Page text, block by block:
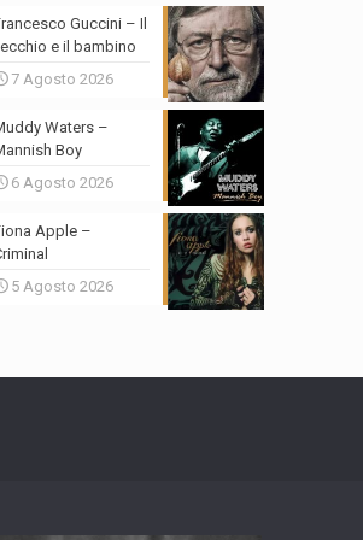
Guccini – Il
e il bambino
7 Agosto 2026
Waters –
Boy
6 Agosto 2026
Apple –
5 Agosto 2026